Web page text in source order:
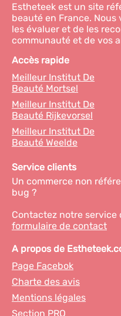
Estheteek est un site
beauté en France.
les évaluer et de les
communauté et de vos
Accès rapide
Meilleur Institut De
Beauté Mortsel
Meilleur Institut De
Beauté Rijkevorsel
Meilleur Institut De
Beauté Weelde
Service clients
Un commerce non
bug ?
Contactez notre
formulaire de contact
A propos de
Page Facebok
Charte des avis
Mentions légales
Section PRO